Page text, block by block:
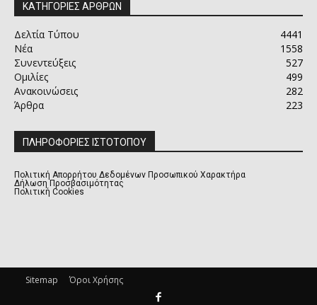
ΚΑΤΗΓΟΡΙΕΣ ΑΡΘΡΩΝ
Δελτία Τύπου
4441
Νέα
1558
Συνεντεύξεις
527
Ομιλίες
499
Ανακοινώσεις
282
Άρθρα
223
ΠΛΗΡΟΦΟΡΙΕΣ ΙΣΤΟΤΟΠΟΥ
Πολιτική Απορρήτου Δεδομένων Προσωπικού Χαρακτήρα
Δήλωση Προσβασιμότητας
Πολιτική Cookies
Sitemap Όροι Χρήσης